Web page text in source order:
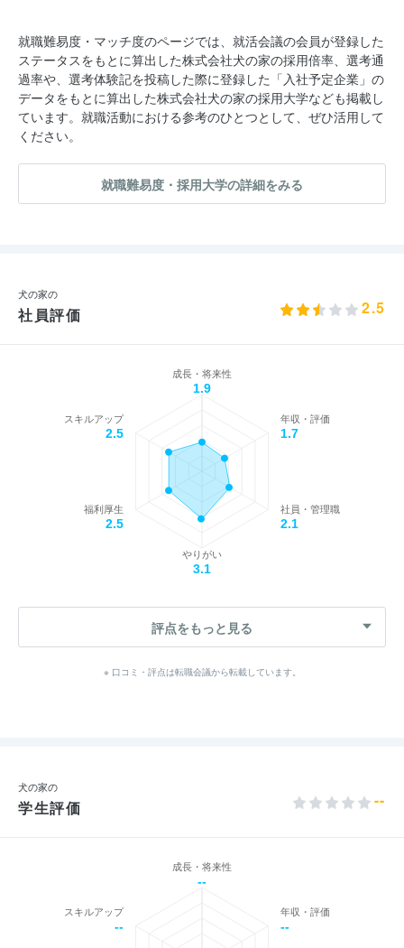
就職難易度・マッチ度のページでは、就活会議の会員が登録した
ステータスをもとに算出した株式会社犬の家の採用倍率、選考通
過率や、選考体験記を投稿した際に登録した「入社予定企業」の
データをもとに算出した株式会社犬の家の採用大学なども掲載し
ています。就職活動における参考のひとつとして、ぜひ活用して
ください。
就職難易度・採用大学の詳細をみる
犬の家の
社員評価 2.5
成長・将来性
1.9
年収・評価
1.7
社員・管理職
2.1
やりがい
3.1
福利厚生
2.5
スキルアップ
2.5
評点をもっと見る
※ 口コミ・評点は転職会議から転載しています。
犬の家の
学生評価 --
成長・将来性
--
年収・評価
--
スキルアップ
--